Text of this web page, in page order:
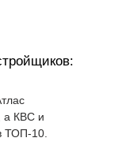
а КВС и
ТОП-10.